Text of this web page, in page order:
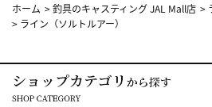
ホーム >釣具のキャスティング JAL Mall店 >
> ライン（ソルトルアー）